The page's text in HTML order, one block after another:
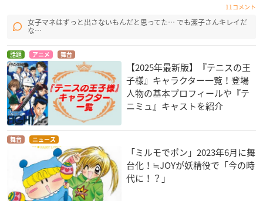
11コメント
女子マネはずっと出さないもんだと思ってた… でも潔子さんキレイだ
な…
話題 アニメ 舞台
【2025年最新版】『テニスの王
子様』キャラクター一覧！登場
人物の基本プロフィールや『テ
ニミュ』キャストを紹介
舞台 ニュース
「ミルモでポン」2023年6月に舞
台化！≒JOYが妖精役で「今の時
代に！？」